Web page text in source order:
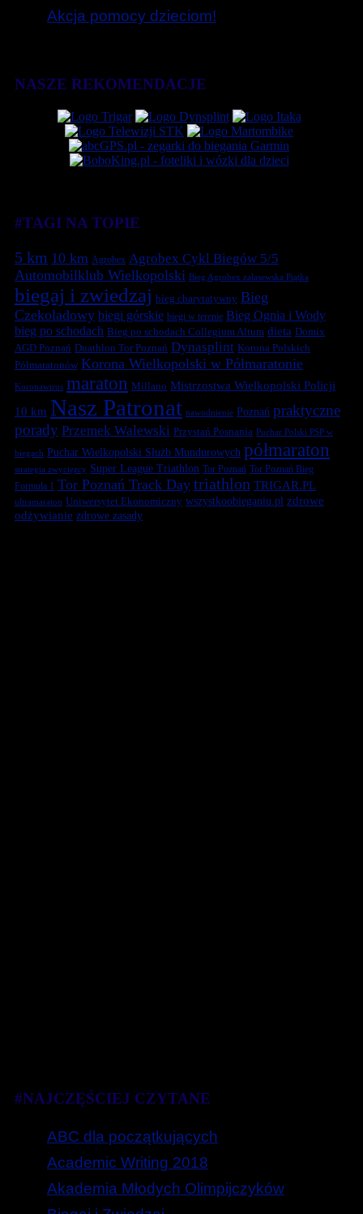
Akcja pomocy dzieciom!
NASZE REKOMENDACJE
#TAGI NA TOPIE
5 km 10 km Agrobex Agrobex Cykl Biegów 5/5
Automobilklub Wielkopolski Bieg Agrobex zalasewska Piątka
biegaj i zwiedzaj bieg charytatywny Bieg
Czekoladowy biegi górskie biegi w terenie Bieg Ognia i Wody
bieg po schodach Bieg po schodach Collegium Altum dieta Domix
AGD Poznań Duathlon Tor Poznań Dynasplint Korona Polskich
Półmaratonów Korona Wielkopolski w Półmaratonie
Koronawirus maraton Millano Mistrzostwa Wielkopolski Policji
10 km Nasz Patronat nawodnienie Poznań praktyczne
porady Przemek Walewski Przystań Posnania Puchar Polski PSP w
biegach Puchar Wielkopolski Służb Mundurowych półmaraton
strategia zwycięzcy Super League Triathlon Tor Poznań Tor Poznań Bieg
Formuła 1 Tor Poznań Track Day triathlon TRIGAR.PL
ultramaraton Uniwersytet Ekonomiczny wszystkoobieganiu.pl zdrowe
odżywianie zdrowe zasady
#NAJCZĘŚCIEJ CZYTANE
ABC dla początkujących
Academic Writing 2018
Akademia Młodych Olimpijczyków